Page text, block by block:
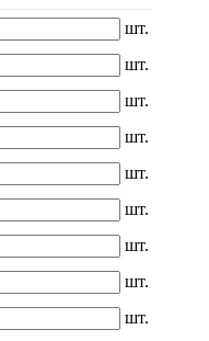
шт.
шт.
шт.
шт.
шт.
шт.
шт.
шт.
шт.